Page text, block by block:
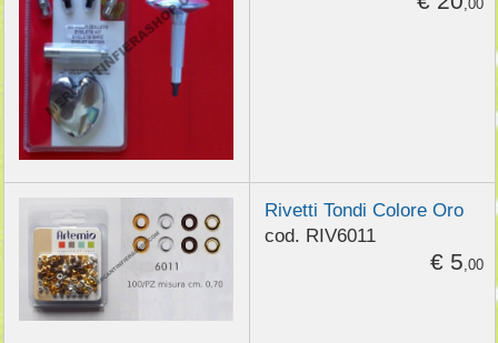
,00
Rivetti Tondi Colore Oro
cod. RIV6011
€ 5 ,00